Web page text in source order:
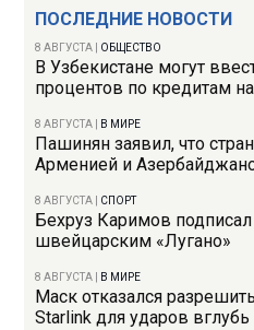
ПОСЛЕДНИЕ НОВОСТИ
8 АВГУСТА ОБЩЕСТВО
В Узбекистане могут
процентов по кредитам
8 АВГУСТА В МИРЕ
Пашинян заявил, что
Арменией и
8 АВГУСТА СПОРТ
Бехруз Каримов подписал
швейцарским «Лугано»
8 АВГУСТА В МИРЕ
Маск отказался
Starlink для ударов